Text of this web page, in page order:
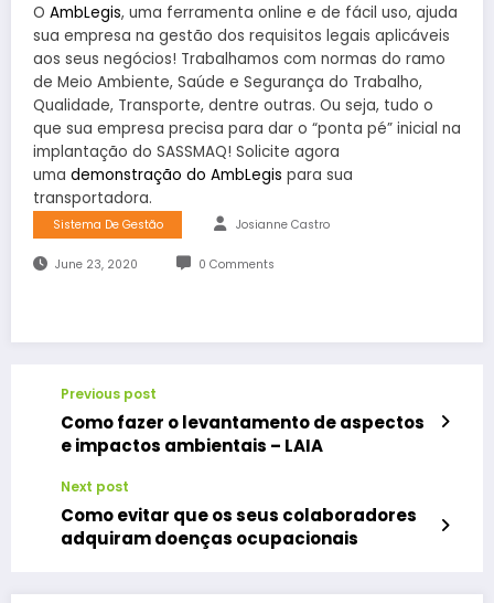
O AmbLegis, uma ferramenta online e de fácil uso, ajuda
sua empresa na gestão dos requisitos legais aplicáveis
aos seus negócios! Trabalhamos com normas do ramo
de Meio Ambiente, Saúde e Segurança do Trabalho,
Qualidade, Transporte, dentre outras. Ou seja, tudo o
que sua empresa precisa para dar o “ponta pé” inicial na
implantação do SASSMAQ! Solicite agora
uma demonstração do AmbLegis para sua
transportadora.
Sistema De Gestão Josianne Castro
June 23, 2020 0 Comments
Previous post
Como fazer o levantamento de aspectos
e impactos ambientais – LAIA
Next post
Como evitar que os seus colaboradores
adquiram doenças ocupacionais